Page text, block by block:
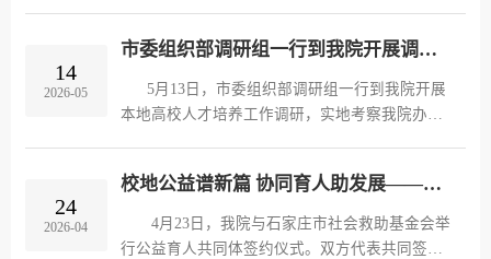
动。双方围绕直播电商行业发展、人才培育、校
企合作等内容展开交流，共同探索产教融合的有
效路径。 活动中，基地讲师围绕直播电商行
直播间、选品...
14
2026-05
市委组织部调研组一行到我院开展调研工作
5月13日，市委组织部调研组一行到我院开展
本地高校人才培养工作调研，实地考察我院办学
参观了一号教学楼四楼实训基地、校地共建成果
展示区及电商直播实训室，详细了解学院在混合
所有制办学、产教融合及服务地方经济社会发展
24
2026-04
校地公益谱新篇 协同育人助发展——我院与石家庄市社会救助基金会签署共建协议
4月23日，我院与石家庄市社会救助基金会举
行公益育人共同体签约仪式。双方代表共同签署